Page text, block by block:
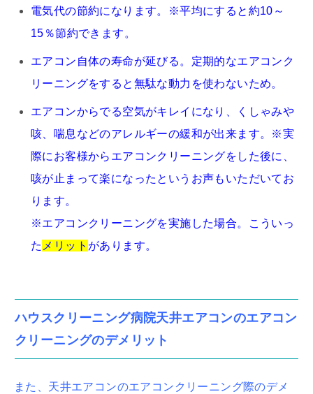
電気代の節約になります。※平均にすると約10～
15％節約できます。
エアコン自体の寿命が延びる。定期的なエアコンク
リーニングをすると無駄な動力を使わないため。
エアコンからでる空気がキレイになり、くしゃみや
咳、喘息などのアレルギーの緩和が出来ます。※実
際にお客様からエアコンクリーニングをした後に、
咳が止まって楽になったというお声もいただいてお
ります。
※エアコンクリーニングを実施した場合。こういっ
た メリット があります。
ハウスクリーニング病院天井エアコンのエアコン
クリーニングのデメリット
また、天井エアコンのエアコンクリーニング際のデメ